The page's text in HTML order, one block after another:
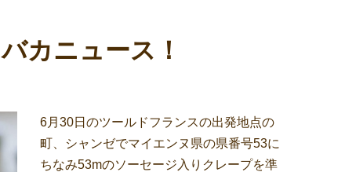
カニュース！
6月30日のツールドフランスの出発地点の
町、シャンゼでマイエンヌ県の県番号53に
ちなみ53mのソーセージ入りクレープを準